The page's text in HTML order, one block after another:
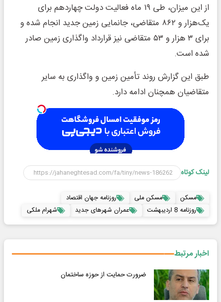
از این میزان، طی ۱۹ ماه فعالیت دولت چهاردهم برای
یک‌هزار و ۸۶۲ متقاضی، جانمایی زمین جدید انجام شده و
برای ۳ هزار و ۵۳ متقاضی نیز قرارداد واگذاری زمین صادر
شده است.
طبق این گزارش روند تأمین زمین و واگذاری به سایر
متقاضیان همچنان ادامه دارد.
لینک کوتاه
مسکن مسکن ملی
روزنامه جهان اقتصاد
روزنامه 8 اردیبهشت
عمران شهرهای جدید شهرام ملکی
اخبار مرتبط
ضرورت حمایت از حوزه ساختمان